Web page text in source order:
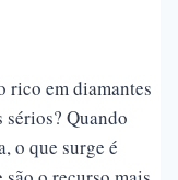
rico em diamantes
Quando
o que surge é